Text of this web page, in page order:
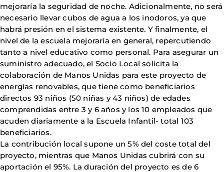
mejoraría la seguridad de noche. Adicionalmente, no será
necesario llevar cubos de agua a los inodoros, ya que
habrá presión en el sistema existente. Y finalmente, el
nivel de la escuela mejoraría en general, repercutiendo
tanto a nivel educativo como personal. Para asegurar un
suministro adecuado, el Socio Local solicita la
colaboración de Manos Unidas para este proyecto de
energías renovables, que tiene como beneficiarios
directos 93 niños (50 niñas y 43 niños) de edades
comprendidas entre 3 y 6 años y los 10 empleados que
acuden diariamente a la Escuela Infantil- total 103
beneficiarios.
La contribución local supone un 5% del coste total del
proyecto, mientras que Manos Unidas cubrirá con su
aportación el 95%. La duración del proyecto es de 6